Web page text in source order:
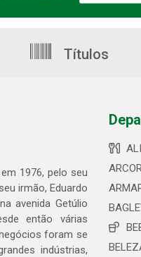
Títulos
1976, pelo seu
irmão, Eduardo
avenida Getúlio
então várias
foram se
indústrias,